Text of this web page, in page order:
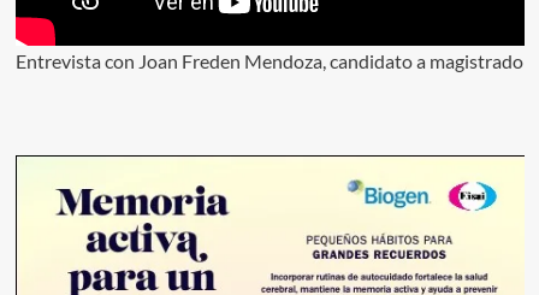
Entrevista con Joan Freden Mendoza, candidato a magistrado